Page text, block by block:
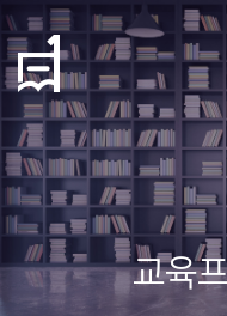
교육
학
도
협
소
개